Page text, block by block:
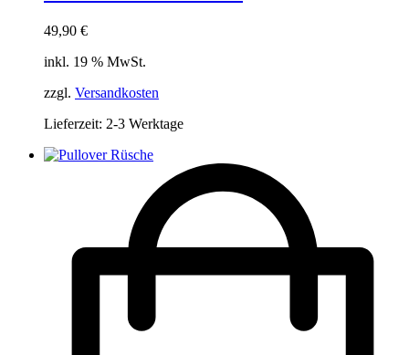
49,90 €
inkl. 19 % MwSt.
zzgl. Versandkosten
Lieferzeit: 2-3 Werktage